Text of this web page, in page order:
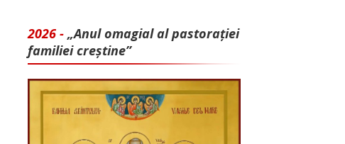
2026 - „Anul omagial al pastorației
familiei creștine”